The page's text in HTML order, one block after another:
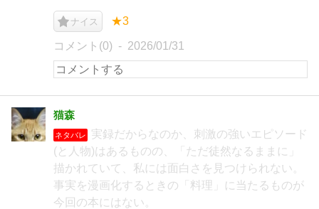
ナイス ★3
コメント(0) 2026/01/31
猫森
ネタバレ
実録だからなのか、刺激の強いエピソード
(と人物)はあるものの、「ただ徒然なるままに」
描かれていて、私には面白さを見つけられない。
事実を漫画化するときの「料理」に当たるものが
今回の本にはない。